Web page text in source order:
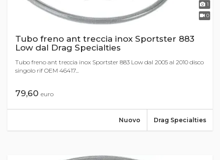
1
0
Tubo freno ant treccia inox Sportster 883
Low dal Drag Specialties
Tubo freno ant treccia inox Sportster 883 Low dal 2005 al 2010 disco
singolo rif OEM 46417...
79,60 euro
Drag Specialties
Nuovo